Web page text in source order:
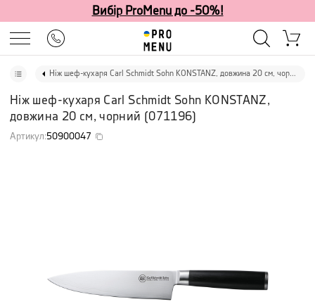
Вибір ProMenu до -50%!
Ніж шеф-кухаря Carl Schmidt Sohn KONSTANZ, довжина 20 см, чорний
Ніж шеф-кухаря Carl Schmidt Sohn KONSTANZ,
довжина 20 см, чорний (071196)
Артикул:50900047